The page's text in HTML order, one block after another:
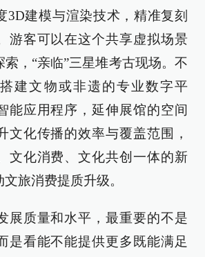
3D建模与渲染技术，精准复刻
游客可以在这个共享虚拟场景
索，“亲临”三星堆考古现场。不
建文物或非遗的专业数字平
能应用程序，延伸展馆的空间
文化传播的效率与覆盖范围，
文化消费、文化共创一体的新
旅消费提质升级。
展质量和水平，最重要的不是
是看能不能提供更多既能满足